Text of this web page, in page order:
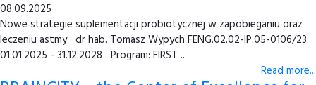
08.09.2025
Nowe strategie suplementacji probiotycznej w zapobieganiu oraz
leczeniu astmy dr hab. Tomasz Wypych FENG.02.02-IP.05-0106/23
01.01.2025 - 31.12.2028 Program: FIRST ...
Read more...